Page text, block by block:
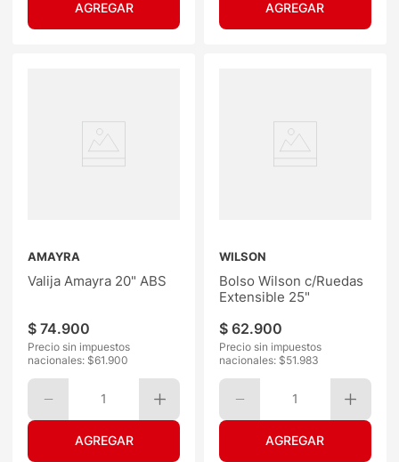
AMAYRA
Valija Amayra 20" ABS
$ 74.900
Precio sin impuestos
nacionales: $61.900
1
WILSON
Bolso Wilson c/Ruedas
Extensible 25"
$ 62.900
Precio sin impuestos
nacionales: $51.983
1